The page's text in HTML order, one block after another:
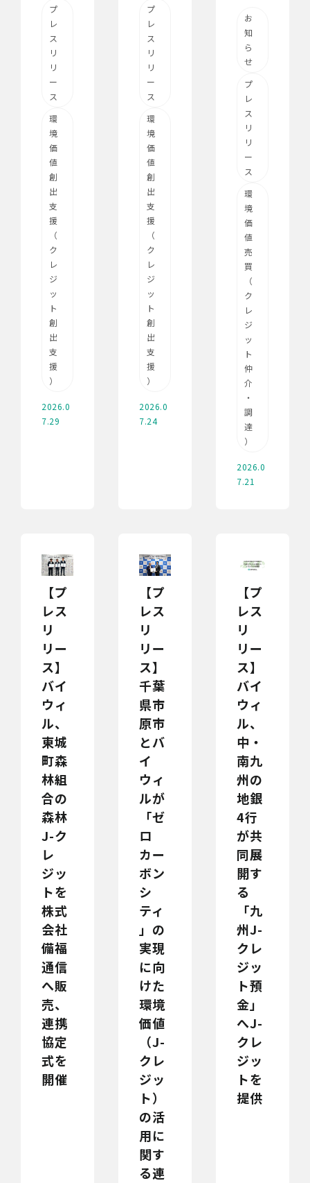
プ
レ
ス
リ
リ
ー
ス
環
境
価
値
創
出
支
援
（
ク
レ
ジ
ッ
ト
創
出
支
援
）
2026.0
7.29
プ
レ
ス
リ
リ
ー
ス
環
境
価
値
創
出
支
援
（
ク
レ
ジ
ッ
ト
創
出
支
援
）
2026.0
7.24
お
知
ら
せ
プ
レ
ス
リ
リ
ー
ス
環
境
価
値
売
買
（
ク
レ
ジ
ッ
ト
仲
介
・
調
達
）
2026.0
7.21
【プ
レス
リ
リー
ス】
バイ
ウィ
ル、
東城
町森
林組
合の
森林
J-ク
レ
ジッ
トを
株式
会社
備福
通信
へ販
売、
連携
協定
式を
開催
【プ
レス
リ
リー
ス】
千葉
県市
原市
とバ
イ
ウィ
ルが
「ゼ
ロ
カー
ボン
シ
ティ
」の
実現
に向
けた
環境
価値
（J-
クレ
ジッ
ト）
の活
用に
関す
る連
【プ
レス
リ
リー
ス】
バイ
ウィ
ル、
中・
南九
州の
地銀
4行
が共
同展
開す
る
「九
州J-
クレ
ジッ
ト預
金」
へJ-
クレ
ジッ
トを
提供